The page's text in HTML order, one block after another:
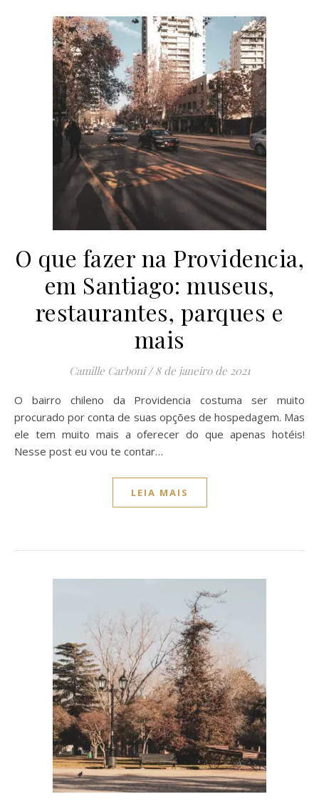
O que fazer na Providencia,
em Santiago: museus,
restaurantes, parques e
mais
Camille Carboni / 8 de janeiro de 2021
O bairro chileno da Providencia costuma ser muito
procurado por conta de suas opções de hospedagem. Mas
ele tem muito mais a oferecer do que apenas hotéis!
Nesse post eu vou te contar…
LEIA MAIS